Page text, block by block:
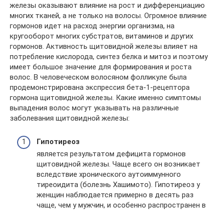
железы оказывают влияние на рост и дифференциацию
многих тканей, а не только на волосы. Огромное влияние
гормонов идет на расход энергии организма, на
кругооборот многих субстратов, витаминов и других
гормонов. Активность щитовидной железы влияет на
потребление кислорода, синтез белка и митоз и поэтому
имеет большое значение для формирования и роста
волос. В человеческом волосяном фолликуле была
продемонстрирована экспрессия бета-1-рецептора
гормона щитовидной железы. Какие именно симптомы
выпадения волос могут указывать на различные
заболевания щитовидной железы:
Гипотиреоз
является результатом дефицита гормонов
щитовидной железы. Чаще всего он возникает
вследствие хронического аутоиммунного
тиреоидита (болезнь Хашимото). Гипотиреоз у
женщин наблюдается примерно в десять раз
чаще, чем у мужчин, и особенно распространен в